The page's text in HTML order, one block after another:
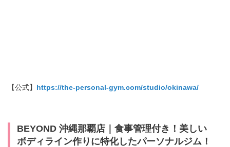
【公式】 https://the-personal-gym.com/studio/okinawa/
BEYOND 沖縄那覇店｜食事管理付き！美しい
ボディライン作りに特化したパーソナルジム！